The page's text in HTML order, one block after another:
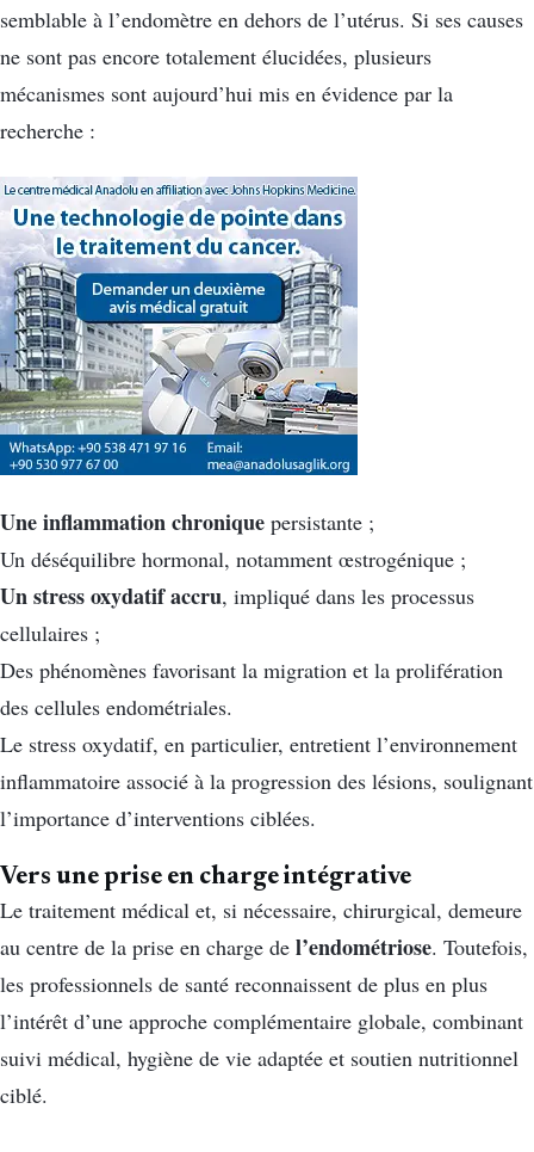
semblable à l’endomètre en dehors de l’utérus. Si ses causes
ne sont pas encore totalement élucidées, plusieurs
mécanismes sont aujourd’hui mis en évidence par la
recherche :
Une inflammation chronique persistante ;
Un déséquilibre hormonal, notamment œstrogénique ;
Un stress oxydatif accru, impliqué dans les processus
cellulaires ;
Des phénomènes favorisant la migration et la prolifération
des cellules endométriales.
Le stress oxydatif, en particulier, entretient l’environnement
inflammatoire associé à la progression des lésions, soulignant
l’importance d’interventions ciblées.
Vers une prise en charge intégrative
Le traitement médical et, si nécessaire, chirurgical, demeure
au centre de la prise en charge de l’endométriose. Toutefois,
les professionnels de santé reconnaissent de plus en plus
l’intérêt d’une approche complémentaire globale, combinant
suivi médical, hygiène de vie adaptée et soutien nutritionnel
ciblé.